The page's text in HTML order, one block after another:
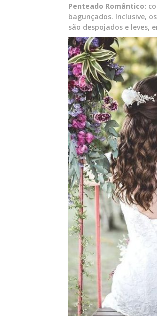
Penteado Romântico:
bagunçados. Inclusive,
são despojados e leves,